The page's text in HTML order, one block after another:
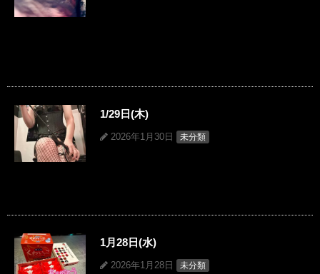
1/29日(木)
2026年1月30日 未分類
1月28日(水)
2026年1月28日 未分類